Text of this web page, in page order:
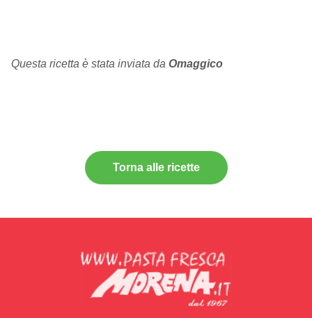
Questa ricetta è stata inviata da Omaggico
Torna alle ricette